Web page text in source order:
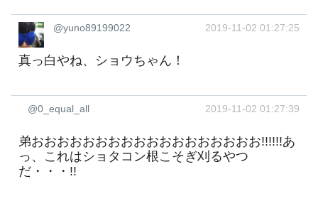
@yuno89199022 2019-11-02 01:27:25
真っ白やね、ショウちゃん！
@0_equal_all 2019-11-02 01:27:39
弟おおおおおおおおおおおおおおおおおお!!!!!!あ
っ、これはショタコン根こそぎ刈るやつ
だ・・・!!